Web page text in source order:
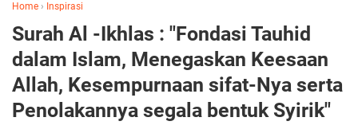
Home › Inspirasi
Surah Al -Ikhlas : "Fondasi Tauhid
dalam Islam, Menegaskan Keesaan
Allah, Kesempurnaan sifat-Nya serta
Penolakannya segala bentuk Syirik"